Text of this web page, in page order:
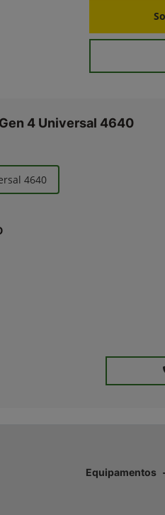
4 Universal 4640
4640
Equipamentos